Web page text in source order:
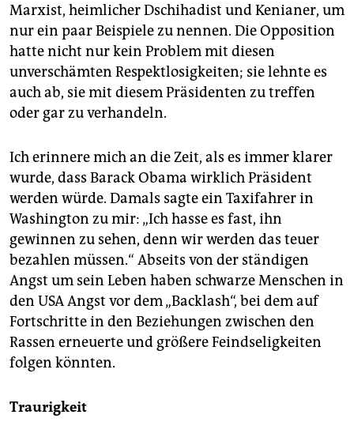
Marxist, heimlicher Dschihadist und Kenianer, um
nur ein paar Beispiele zu nennen. Die Opposition
hatte nicht nur kein Problem mit diesen
unverschämten Respektlosigkeiten; sie lehnte es
auch ab, sie mit diesem Präsidenten zu treffen
oder gar zu verhandeln.
Ich erinnere mich an die Zeit, als es immer klarer
wurde, dass Barack Obama wirklich Präsident
werden würde. Damals sagte ein Taxifahrer in
Washington zu mir: „Ich hasse es fast, ihn
gewinnen zu sehen, denn wir werden das teuer
bezahlen müssen.“ Abseits von der ständigen
Angst um sein Leben haben schwarze Menschen in
den USA Angst vor dem „Backlash“, bei dem auf
Fortschritte in den Beziehungen zwischen den
Rassen erneuerte und größere Feindseligkeiten
folgen könnten.
Traurigkeit